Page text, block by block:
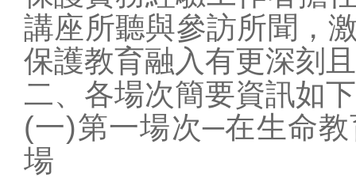
講座所聽與參訪所聞，
保護教育融入有更深刻
二、各場次簡要資訊如
(一)第一場次─在生命
場